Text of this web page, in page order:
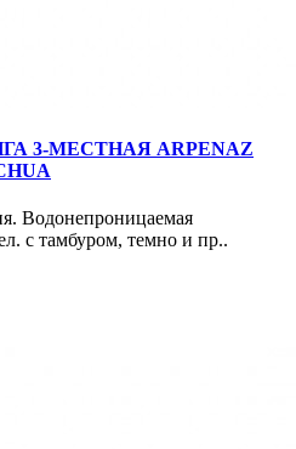
3-МЕСТНАЯ ARPENAZ
Водонепроницаемая
с тамбуром, темно и пр..